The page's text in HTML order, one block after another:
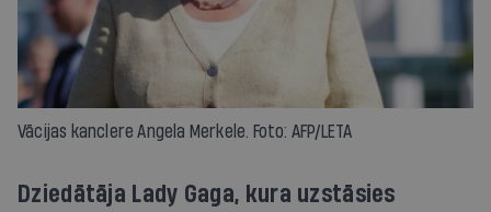
Vācijas kanclere Angela Merkele. Foto: AFP/LETA
Dziedātāja Lady Gaga, kura uzstāsies